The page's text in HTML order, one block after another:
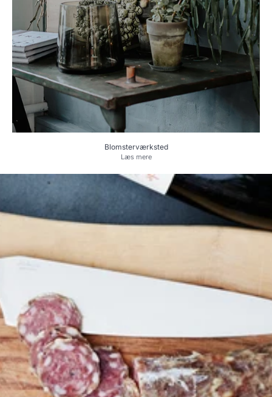
Blomsterværksted
Læs mere